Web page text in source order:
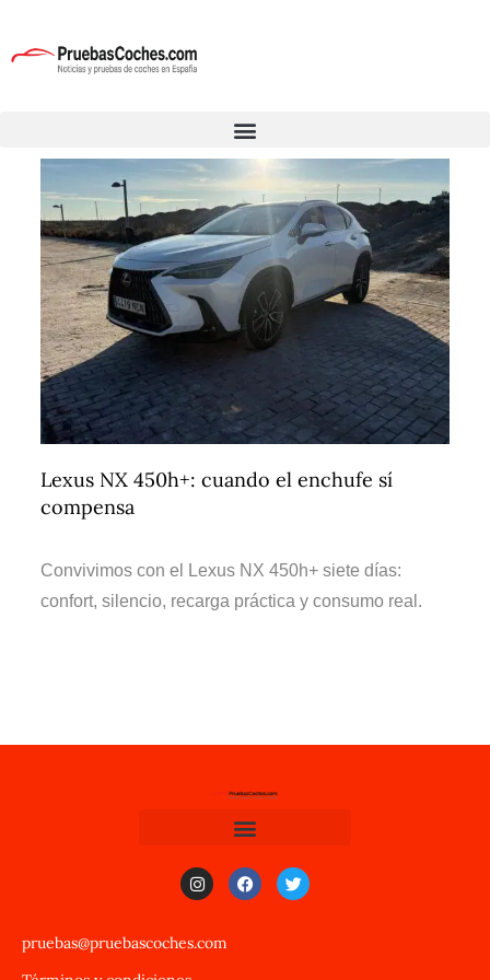
Lexus NX 450h+: cuando el enchufe sí
compensa
Convivimos con el Lexus NX 450h+ siete días:
confort, silencio, recarga práctica y consumo real.
pruebas@pruebascoches.com